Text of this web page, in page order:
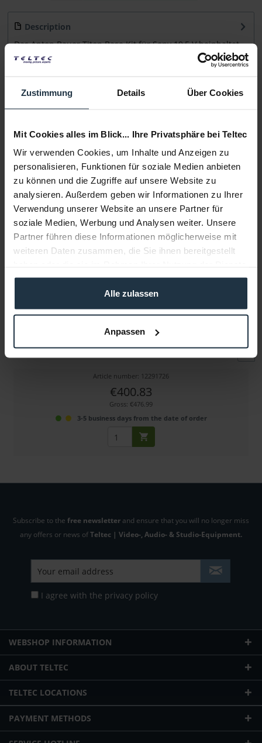
Zustimmung Details Über Cookies
Mit Cookies alles im Blick... Ihre Privatsphäre bei Teltec
Wir verwenden Cookies, um Inhalte und Anzeigen zu
personalisieren, Funktionen für soziale Medien anbieten
zu können und die Zugriffe auf unsere Website zu
analysieren. Außerdem geben wir Informationen zu Ihrer
Verwendung unserer Website an unsere Partner für
soziale Medien, Werbung und Analysen weiter. Unsere
Partner führen diese Informationen möglicherweise mit
weiteren Daten zusammen, die Sie ihnen bereitgestellt
gesammelt haben.
Alle zulassen
Anpassen
Description
Das Anton Bauer Titon Base Kit für Sony 19,5 V beinhaltet
einen 68 Wh Akku , ein P-Tap...
Manufacturer & Product Safety Information
Folgende Infos zum Hersteller sind verfübar...... more
More articles from +++ Anton Bauer +++ look at
Akku-Kit für Blackmagic Pocket Cinema Camera 4K/6K
Article number: 12291726
€400.83
Gross: €476.99
3-5 business days from the date of order
Subscribe to the free newsletter and ensure that you will no longer miss
any offers or news ofTeltec | Video-, Audio- & Studio-Equipment.
I agree with the privacy policy
WEBSHOP INFORMATION
ABOUT TELTEC
TELTEC LOCATIONS
PAYMENT METHODS